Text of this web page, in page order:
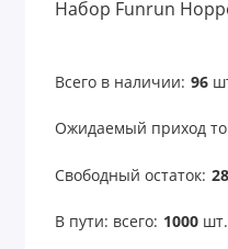
Набор Funrun
Всего в наличии: 96
Ожидаемый приход
Свободный остаток: 28
В пути: всего: 1000шт.